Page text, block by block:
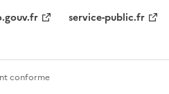
service-public.fr
conforme